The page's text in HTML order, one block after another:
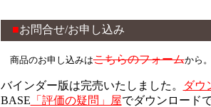
■お問合せ/お申し込み
商品のお申し込みはこちらのフォームから
バインダー版は完売いたしました。 ダウ
BASE 「評価の疑問」屋でダウンロード